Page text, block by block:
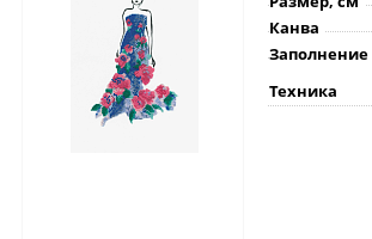
Канва
Заполнение
Техника